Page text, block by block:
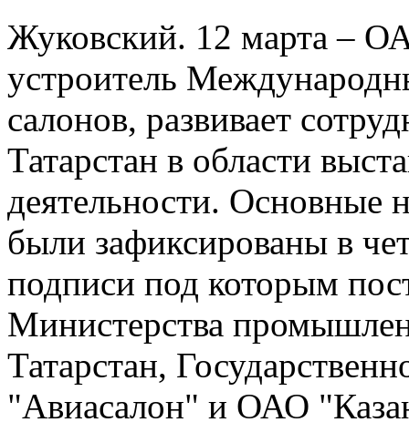
Жуковский. 12 марта –
устроитель
салонов, развивает
Татарстан в области
деятельности. Основные
были зафиксированы в
подписи под которым
Министерства
Татарстан,
"Авиасалон" и ОАО